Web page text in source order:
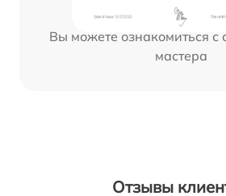
Вы можете ознакомиться с
мастера
Отзывы